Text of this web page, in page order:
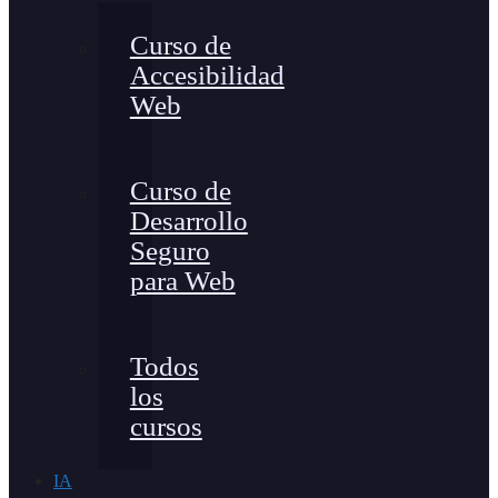
Curso de
Accesibilidad
Web
Curso de
Desarrollo
Seguro
para Web
Todos
los
cursos
IA